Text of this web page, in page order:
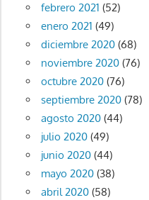
febrero 2021 (52)
enero 2021 (49)
diciembre 2020(68)
noviembre 2020(76)
octubre 2020(76)
septiembre 2020(78)
agosto 2020(44)
julio 2020(49)
junio 2020(44)
mayo 2020(38)
abril 2020(58)